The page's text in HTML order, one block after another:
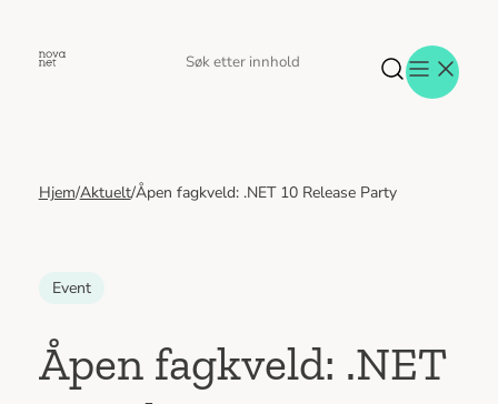
Aktuelt
Referanser
Om oss
Jobb hos oss
Søk
Søk
Hjem/Aktuelt/Åpen fagkveld: .NET 10 Release Party
Event
Åpen fagkveld: .NET